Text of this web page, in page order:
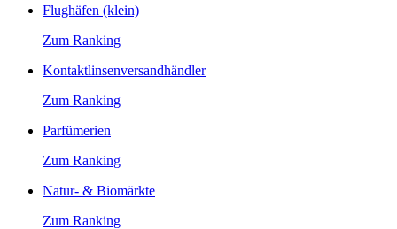
Flughäfen (klein)
Zum Ranking
Kontaktlinsenversandhändler
Zum Ranking
Parfümerien
Zum Ranking
Natur- & Biomärkte
Zum Ranking